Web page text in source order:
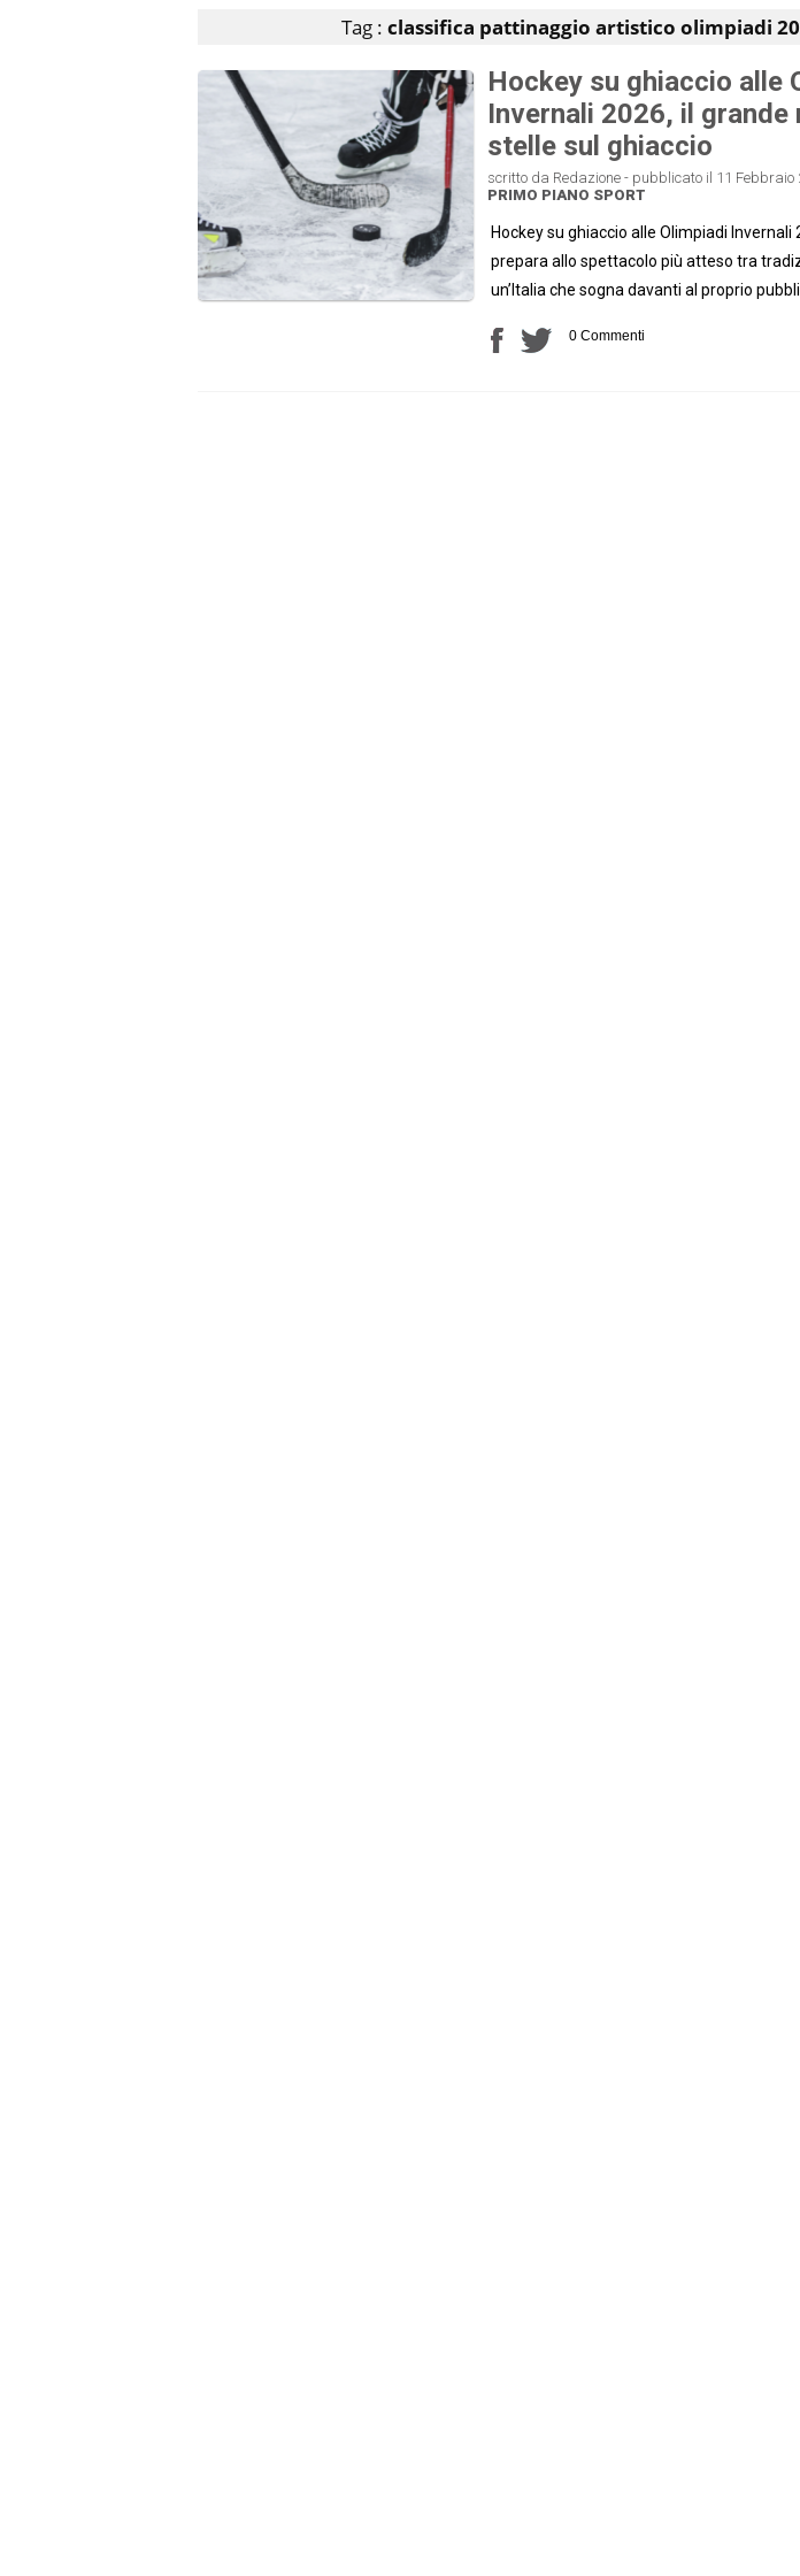
Tag : classifica pattinaggio artistico olimpiadi
Hockey su ghiaccio alle
Invernali 2026, il
stelle sul ghiaccio
scritto da Redazione - pubblicato il 11 Febbraio
PRIMO PIANO SPORT
Hockey su ghiaccio alle Olimpiadi Invernali
prepara allo spettacolo più atteso tra
un’Italia che sogna davanti al proprio
0 Commenti